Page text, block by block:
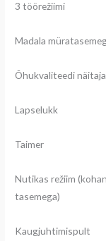
3 töörežiimi
Madala
Õhukvaliteedi näitaja
Lapselukk
Taimer
Nutikas režiim
tasemega)
Kaugjuhtimispult